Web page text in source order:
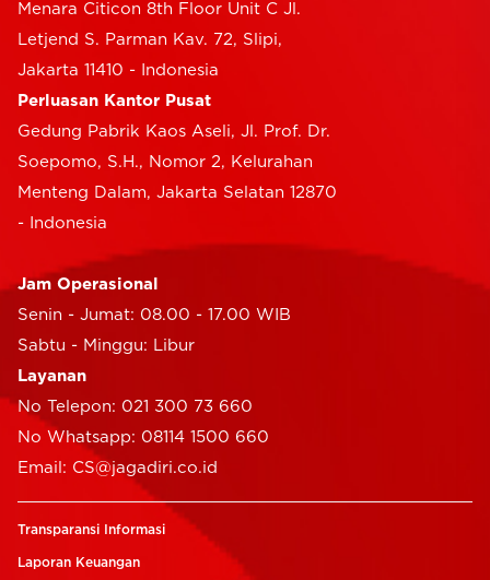
Menara Citicon 8th Floor Unit C Jl.
Letjend S. Parman Kav. 72, Slipi,
Jakarta 11410 - Indonesia
Perluasan Kantor Pusat
Gedung Pabrik Kaos Aseli, Jl. Prof. Dr.
Soepomo, S.H., Nomor 2, Kelurahan
Menteng Dalam, Jakarta Selatan 12870
- Indonesia
Jam Operasional
Senin - Jumat: 08.00 - 17.00 WIB
Sabtu - Minggu: Libur
Layanan
No Telepon: 021 300 73 660
No Whatsapp: 08114 1500 660
Email: CS@jagadiri.co.id
Transparansi Informasi
Laporan Keuangan